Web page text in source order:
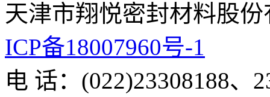
天津市翔悦密封材料股
ICP备18007960号-1
电 话：(022)23308188、